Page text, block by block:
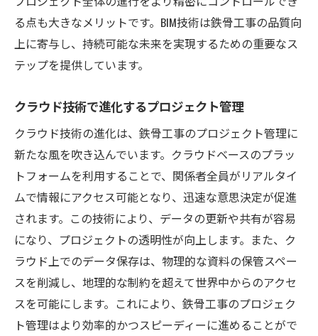
る点も大きなメリットです。BIM技術は鉄骨工事の品質向
上に寄与し、持続可能な未来を実現するための重要なス
テップを提供しています。
クラウド技術で進化するプロジェクト管理
クラウド技術の進化は、鉄骨工事のプロジェクト管理に
新たな風を吹き込んでいます。クラウドベースのプラッ
トフォームを利用することで、関係者全員がリアルタイ
ムで情報にアクセス可能となり、迅速な意思決定が促進
されます。この技術により、データの更新や共有が容易
になり、プロジェクトの透明性が向上します。また、ク
ラウド上でのデータ保存は、物理的な資料の保管スペー
スを削減し、地理的な制約を超えて世界中からのアクセ
スを可能にします。これにより、鉄骨工事のプロジェク
ト管理はより効率的かつスピーディーに進めることがで